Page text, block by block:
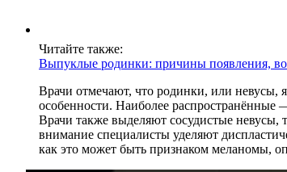
Читайте также:
Выпуклые родинки: причины появления,
Врачи отмечают, что родинки, или невусы,
особенности. Наиболее распространённые
Врачи также выделяют сосудистые невусы,
внимание специалисты уделяют
как это может быть признаком меланомы,